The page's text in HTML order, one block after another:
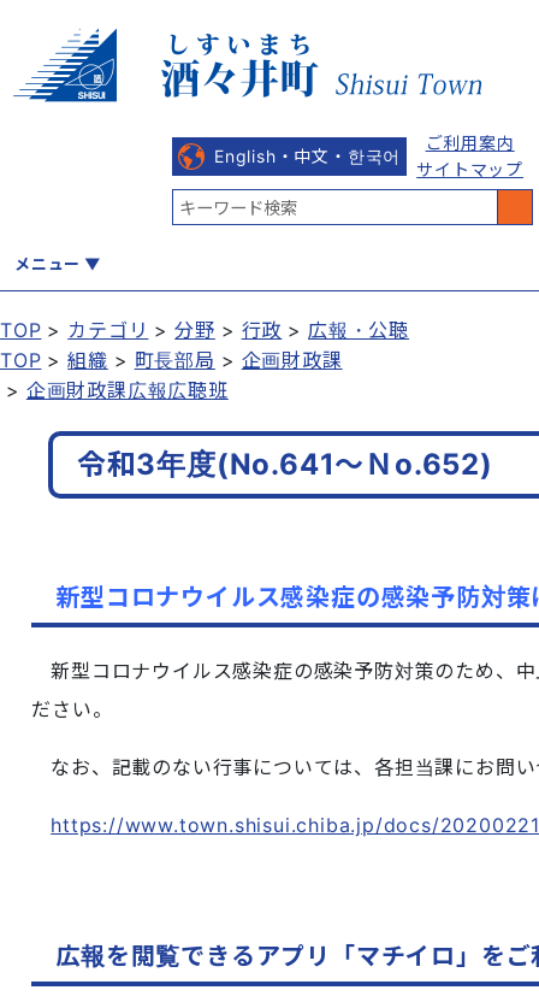
English・中文・한국어
ご利用案内
サイトマップ
メニュー
くらし 健康・福祉 教育・文化
行政 まちづくり 防災
TOP カテゴリ 分野 行政
広報・公聴
TOP
組織 町長部局
企画財政課
企画財政課広報広聴班
令和3年度(No.641～Ｎo.652)
新型コロナウイルス感染症の感染予防対
新型コロナウイルス感染症の感染予防対策のため、
ださい。
なお、記載のない行事については、各担当課にお問
https://www.town.shisui.chiba.jp/docs/
広報を閲覧できるアプリ「マチイロ」を